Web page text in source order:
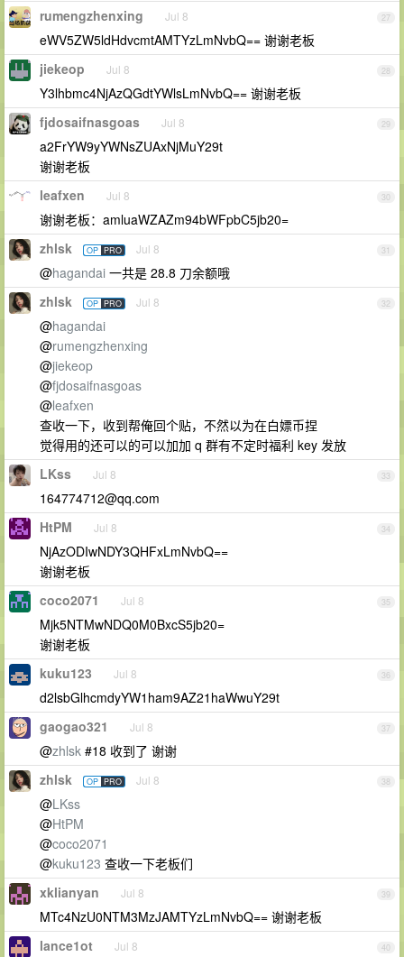
27
rumengzhenxing Jul 8
eWV5ZW5ldHdvcmtAMTYzLmNvbQ== 谢谢老板
28
jiekeop Jul 8
Y3lhbmc4NjAzQGdtYWlsLmNvbQ== 谢谢老板
29
fjdosaifnasgoas Jul 8
a2FrYW9yYWNsZUAxNjMuY29t
谢谢老板
30
leafxen Jul 8
谢谢老板：amluaWZAZm94bWFpbC5jb20=
31
zhlsk OP PRO Jul 8
@hagandai 一共是 28.8 刀余额哦
32
zhlsk OP PRO Jul 8
@hagandai
@rumengzhenxing
@jiekeop
@fjdosaifnasgoas
@leafxen
查收一下，收到帮俺回个贴，不然以为在白嫖币捏
觉得用的还可以的可以加加 q 群有不定时福利 key 发放
33
LKss Jul 8
164774712@qq.com
34
HtPM Jul 8
NjAzODIwNDY3QHFxLmNvbQ==
谢谢老板
35
coco2071 Jul 8
Mjk5NTMwNDQ0M0BxcS5jb20=
谢谢老板
36
kuku123 Jul 8
d2lsbGlhcmdyYW1ham9AZ21haWwuY29t
37
gaogao321 Jul 8
@zhlsk #18 收到了 谢谢
38
zhlsk OP PRO Jul 8
@LKss
@HtPM
@coco2071
@kuku123 查收一下老板们
39
xklianyan Jul 8
MTc4NzU0NTM3MzJAMTYzLmNvbQ== 谢谢老板
40
lance1ot Jul 8